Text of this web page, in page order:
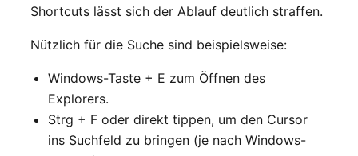
Shortcuts lässt sich der Ablauf deutlich straffen.
Nützlich für die Suche sind beispielsweise:
Windows-Taste + E zum Öffnen des
Explorers.
Strg + F oder direkt tippen, um den Cursor
ins Suchfeld zu bringen (je nach Windows-